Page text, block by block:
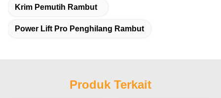
Krim Pemutih Rambut
Power Lift Pro Penghilang Rambut
Produk Terkait